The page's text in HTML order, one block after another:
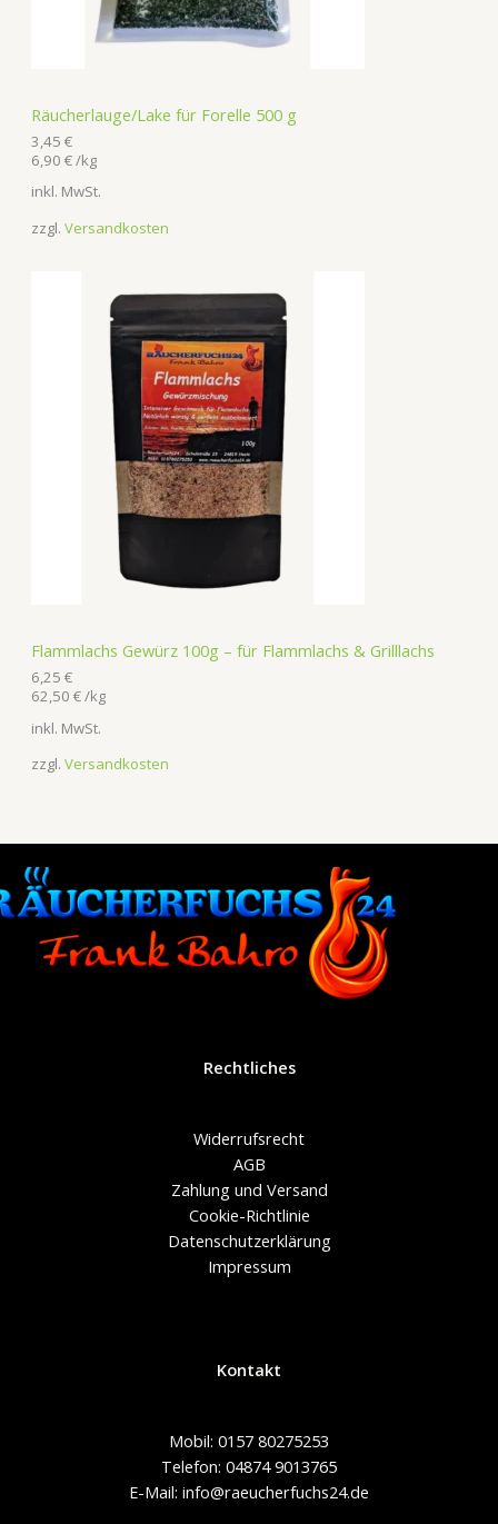
Räucherlauge/Lake für Forelle 500 g
3,45 €
6,90 €/kg
inkl. MwSt.
zzgl. Versandkosten
Flammlachs Gewürz 100g – für Flammlachs & Grilllachs
6,25 €
62,50 €/kg
inkl. MwSt.
zzgl. Versandkosten
Rechtliches
Widerrufsrecht
AGB
Zahlung und Versand
Cookie-Richtlinie
Datenschutzerklärung
Impressum
Kontakt
Mobil: 0157 80275253
Telefon: 04874 9013765
E-Mail: info@raeucherfuchs24.de